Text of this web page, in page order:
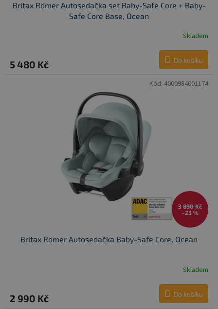
Britax Römer Autosedačka set Baby-Safe Core + Baby-
Safe Core Base, Ocean
Skladem
5 480 Kč Do košíku
3 890 Kč
–23 %
Britax Römer Autosedačka Baby-Safe Core, Ocean
Skladem
2 990 Kč Do košíku
Kód: 4000984001174